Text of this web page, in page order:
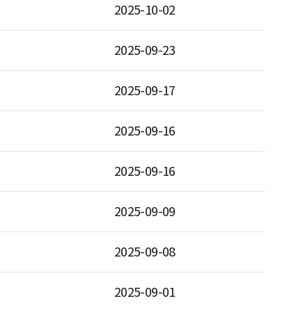
2025-10-02
2025-09-23
2025-09-17
2025-09-16
2025-09-16
2025-09-09
2025-09-08
2025-09-01